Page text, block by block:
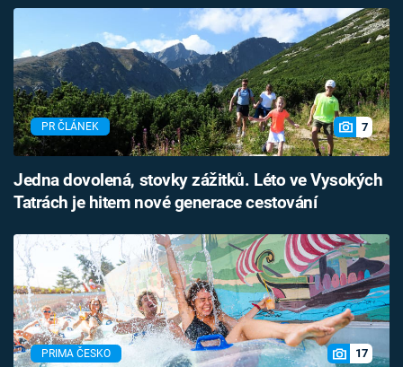
PR ČLÁNEK 7
Jedna dovolená, stovky zážitků. Léto ve Vysokých
Tatrách je hitem nové generace cestování
PRIMA ČESKO 17